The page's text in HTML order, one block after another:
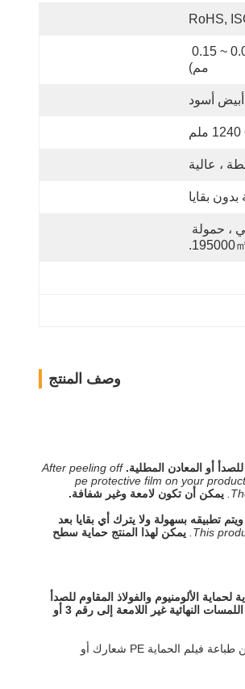
RoHS,
مم)
أبيض أسود
، عالية
بقايا
وصف المنتج
After peeling off
pe protective film on your
يمكن أن تكون لامعة وغير شفافة.
تطبيقه بسهولة ولا يترك أي بقايا بعد
This يمكن لهذا المنتج حماية سطح
الألومنيوم والفولاذ المقاوم للصدأ
يحمي من اللمسات النهائية غير اللامعة إلى رقم 3 أو
بالإضافة إلى ذلك ، يمكن طباعة فيلم الحماية PE شعارك أو